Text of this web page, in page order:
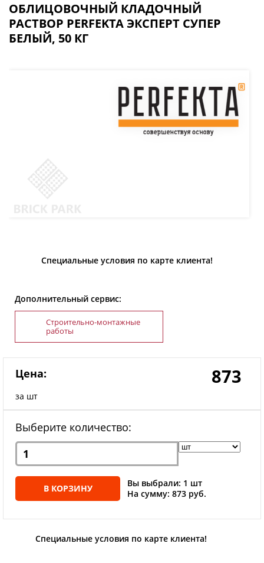
ОБЛИЦОВОЧНЫЙ КЛАДОЧНЫЙ
РАСТВОР PERFEKTA ЭКСПЕРТ СУПЕР
БЕЛЫЙ, 50 КГ
Специальные условия по карте клиента!
Дополнительный сервис:
Строительно-монтажные
работы
Цена:
за шт
873
Выберите количество:
В КОРЗИНУ
Вы выбрали: 1 шт
На сумму: 873 руб.
Специальные условия по карте клиента!